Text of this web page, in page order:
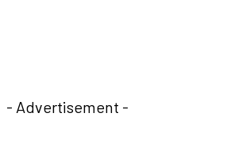
- Advertisement -